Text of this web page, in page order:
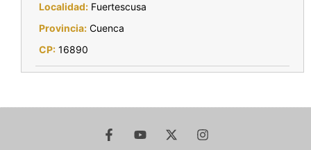
Localidad: Fuertescusa
Provincia: Cuenca
CP: 16890